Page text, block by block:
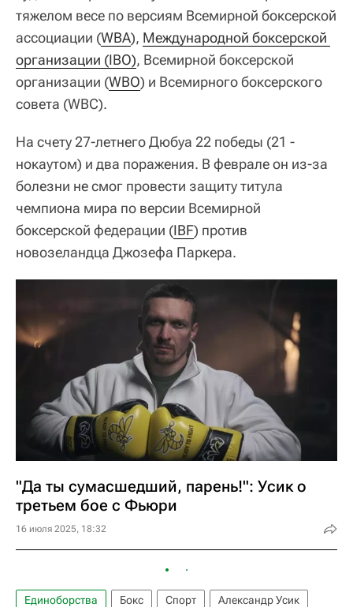
тяжелом весе по версиям Всемирной боксерской
ассоциации (WBA), Международной боксерской
организации (IBO), Всемирной боксерской
организации (WBO) и Всемирного боксерского
совета (WBC).
На счету 27-летнего Дюбуа 22 победы (21 -
нокаутом) и два поражения. В феврале он из-за
болезни не смог провести защиту титула
чемпиона мира по версии Всемирной
боксерской федерации (IBF) против
новозеландца Джозефа Паркера.
"Да ты сумасшедший, парень!": Усик о
третьем бое с Фьюри
16 июля 2025, 18:32
Единоборства Бокс Спорт
Александр Усик